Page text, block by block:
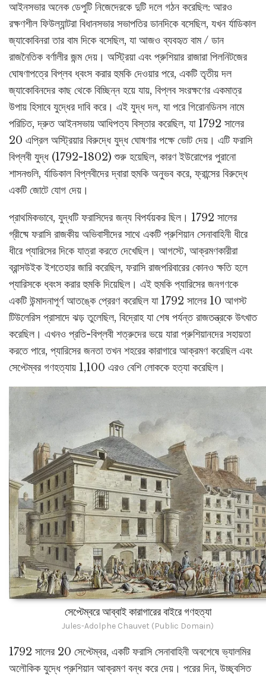
আইনসভার অনেক ডেপুটি নিজেদেরকে দুটি দলে গঠন করেছিল: আরও
রক্ষণশীল ফিউল্যান্টরা বিধানসভার সভাপতির ডানদিকে বসেছিল, যখন র্যাডিকাল
জ্যাকোবিনরা তার বাম দিকে বসেছিল, যা আজও ব্যবহৃত বাম / ডান
রাজনৈতিক বর্ণালীর জন্ম দেয়। অস্ট্রিয়া এবং প্রুশিয়ার রাজারা পিলনিটজের
ঘোষণাপত্রে বিপ্লব ধ্বংস করার হুমকি দেওয়ার পরে, একটি তৃতীয় দল
জ্যাকোবিনদের কাছ থেকে বিচ্ছিন্ন হয়ে যায়, বিপ্লব সংরক্ষণের একমাত্র
উপায় হিসাবে যুদ্ধের দাবি করে। এই যুদ্ধ দল, যা পরে গিরোনডিনস নামে
পরিচিত, দ্রুত আইনসভায় আধিপত্য বিস্তার করেছিল, যা 1792 সালের
20 এপ্রিল অস্ট্রিয়ার বিরুদ্ধে যুদ্ধ ঘোষণার পক্ষে ভোট দেয়। এটি ফরাসি
বিপ্লবী যুদ্ধ (1792-1802) শুরু হয়েছিল, কারণ ইউরোপের পুরানো
শাসনগুলি, র্যাডিকাল বিপ্লবীদের দ্বারা হুমকি অনুভব করে, ফ্রান্সের বিরুদ্ধে
একটি জোটে যোগ দেয়।
প্রাথমিকভাবে, যুদ্ধটি ফরাসিদের জন্য বিপর্যয়কর ছিল। 1792 সালের
গ্রীষ্মে ফরাসি রাজকীয় অভিবাসীদের সাথে একটি প্রুশিয়ান সেনাবাহিনী ধীরে
ধীরে প্যারিসের দিকে যাত্রা করতে দেখেছিল। আগস্টে, আক্রমণকারীরা
ব্রান্সউইক ইশতেহার জারি করেছিল, ফরাসি রাজপরিবারের কোনও ক্ষতি হলে
প্যারিসকে ধ্বংস করার হুমকি দিয়েছিল। এই হুমকি প্যারিসের জনগণকে
একটি উন্মাদনাপূর্ণ আতঙ্কে প্রেরণ করেছিল যা 1792 সালের 10 আগস্ট
টিউলেরিস প্রাসাদে ঝড় তুলেছিল, বিদ্রোহ যা শেষ পর্যন্ত রাজতন্ত্রকে উৎখাত
করেছিল। এখনও প্রতি-বিপ্লবী শত্রুদের ভয়ে যারা প্রুশিয়ানদের সহায়তা
করতে পারে, প্যারিসের জনতা তখন শহরের কারাগারে আক্রমণ করেছিল এবং
সেপ্টেম্বর গণহত্যায় 1,100 এরও বেশি লোককে হত্যা করেছিল।
সেপ্টেম্বরে আব্বাই কারাগারের বাইরে গণহত্যা
Jules-Adolphe Chauvet (Public Domain)
1792 সালের 20 সেপ্টেম্বর, একটি ফরাসি সেনাবাহিনী অবশেষে ভ্যালমির
অলৌকিক যুদ্ধে প্রুশিয়ান আক্রমণ বন্ধ করে দেয়। পরের দিন, উচ্ছ্বসিত